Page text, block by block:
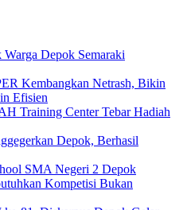
Depok Semaraki
Kembangkan Netrash, Bikin
Efisien
Training Center Tebar Hadiah
Depok, Berhasil
SMA Negeri 2 Depok
Kompetisi Bukan